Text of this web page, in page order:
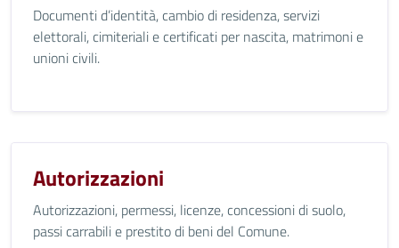
Documenti d’identità, cambio di residenza, servizi
elettorali, cimiteriali e certificati per nascita, matrimoni e
unioni civili.
Autorizzazioni
Autorizzazioni, permessi, licenze, concessioni di suolo,
passi carrabili e prestito di beni del Comune.